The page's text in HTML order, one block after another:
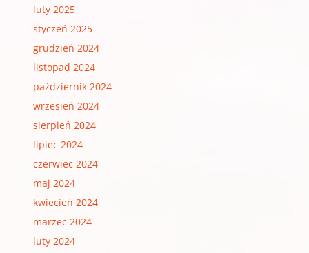
luty 2025
styczeń 2025
grudzień 2024
listopad 2024
październik 2024
wrzesień 2024
sierpień 2024
lipiec 2024
czerwiec 2024
maj 2024
kwiecień 2024
marzec 2024
luty 2024